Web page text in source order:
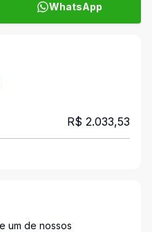
WhatsApp
R$ 2.033,53
um de nossos